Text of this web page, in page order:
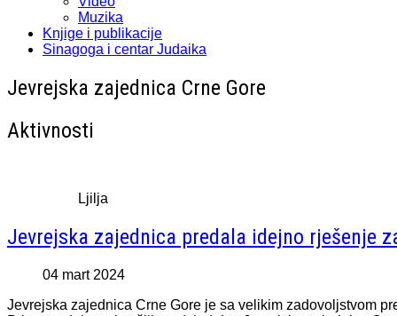
Muzika
Knjige i publikacije
Sinagoga i centar Judaika
Jevrejska zajednica Crne Gore
Aktivnosti
Ljilja
Jevrejska zajednica predala idejno rješenje
04 mart 2024
Jevrejska zajednica Crne Gore je sa velikim zadovoljstvom